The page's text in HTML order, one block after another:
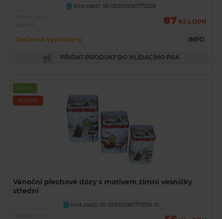
U Kód zboží: 55-053/00/80773258
87 Kč s DPH
Dočasně vyprodaný INFO
PŘIDAT PRODUKT DO HLÍDACÍHO PSA
Akční
Novinka
Vánoční plechové dózy s motivem zimní vesničky
střední
U Kód zboží: 55-053/00/80773319-21